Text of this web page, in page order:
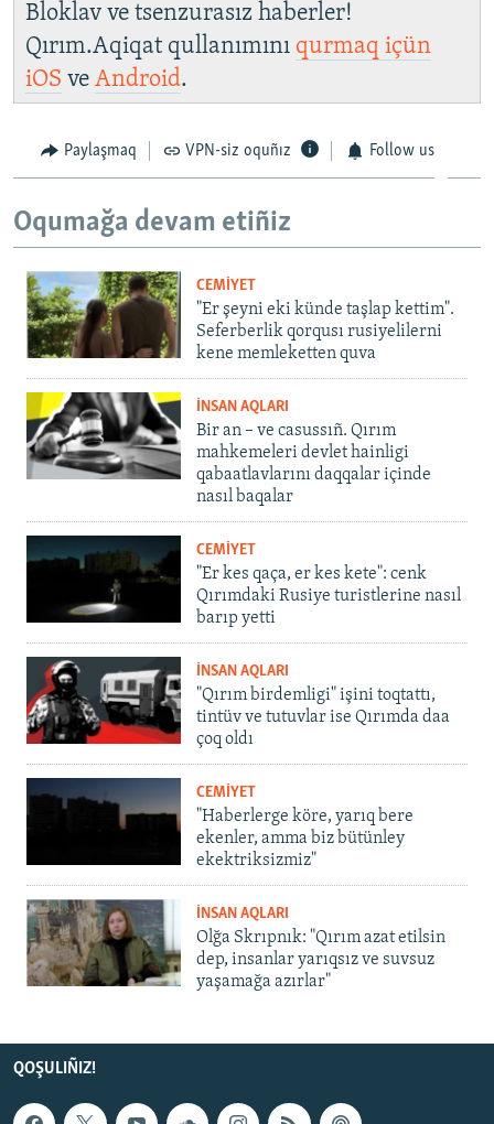
Bloklav ve tsenzurasız haberler!
Qırım.Aqiqat qullanımını qurmaq içün
iOS ve Android.
Paylaşmaq VPN-siz oquñız Follow us
Oqumağa devam etiñiz
CEMİYET
"Er şeyni eki künde taşlap kettim".
Seferberlik qorqusı rusiyelilerni
kene memleketten quva
İNSAN AQLARI
Bir an – ve casussıñ. Qırım
mahkemeleri devlet hainligi
qabaatlavlarını daqqalar içinde
nasıl baqalar
CEMİYET
"Er kes qaça, er kes kete": cenk
Qırımdaki Rusiye turistlerine nasıl
barıp yetti
İNSAN AQLARI
"Qırım birdemligi" işini toqtattı,
tintüv ve tutuvlar ise Qırımda daa
çoq oldı
CEMİYET
"Haberlerge köre, yarıq bere
ekenler, amma biz bütünley
ekektriksizmiz"
İNSAN AQLARI
Olğa Skrıpnık: "Qırım azat etilsin
dep, insanlar yarıqsız ve suvsuz
yaşamağa azırlar"
QOŞULIÑIZ!